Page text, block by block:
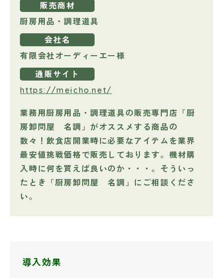
販売商材
厨房用品・調理道具
会社名
有限会社オーディーエー様
通販サイト
https://meicho.net/
業務用厨房用品・調理道具の販売専門店「厨
房卸問屋 名調」がオススメする商品の
数々！飲食店開業時に必要なアイテムを業界
最安値挑戦価格で販売しております。機材購
入時に何を買えば良いのか・・・。そういっ
たとき「厨房卸問屋 名調」にご相談くださ
い。
導入効果